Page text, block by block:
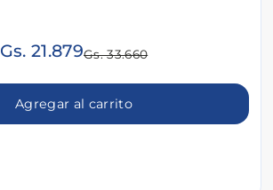
Gs. 21.879Gs. 33.660
Agregar al carrito